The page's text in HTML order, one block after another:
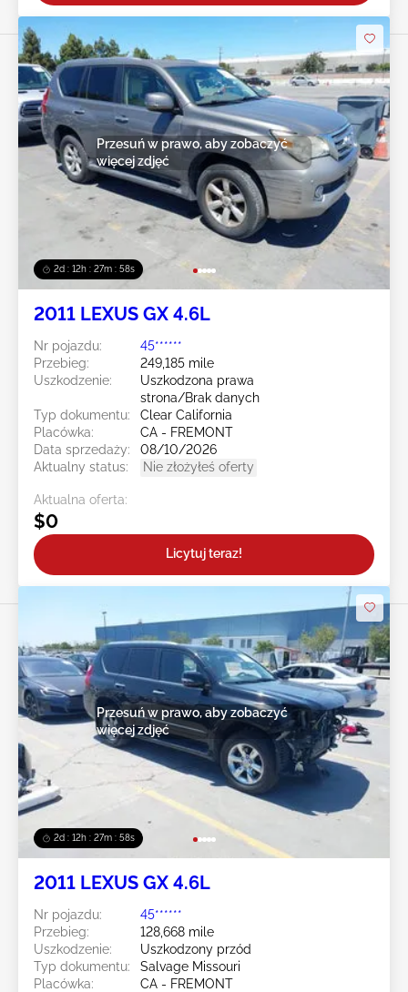
2d : 12h : 27m : 55s
Przesuń w prawo, aby zobaczyć
więcej zdjęć
2011 LEXUS GX 4.6L
Nr pojazdu:
45******
Przebieg:
249,185 mile
Uszkodzenie:
Uszkodzona prawa
strona/Brak danych
Typ dokumentu:
Clear California
Placówka:
CA - FREMONT
Data sprzedaży:
08/10/2026
Aktualny status:
Nie złożyłeś oferty
Aktualna oferta:
$0
Licytuj teraz!
2d : 12h : 27m : 55s
Przesuń w prawo, aby zobaczyć
więcej zdjęć
2011 LEXUS GX 4.6L
Nr pojazdu:
45******
Przebieg:
128,668 mile
Uszkodzenie:
Uszkodzony przód
Typ dokumentu:
Salvage Missouri
Placówka:
CA - FREMONT